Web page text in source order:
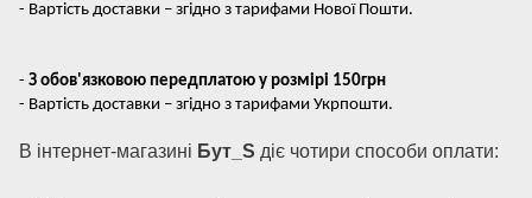
- Вартість доставки – згідно з тарифами Нової Пошти.
- З обов'язковою передплатою у розмірі 150грн
- Вартість доставки – згідно з тарифами Укрпошти.
В інтернет-магазині Бут_S діє чотири способи оплати: